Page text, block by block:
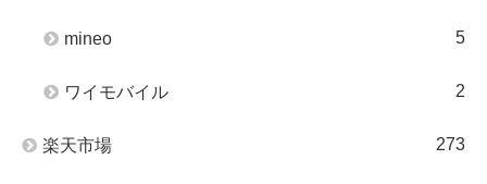
mineo 5
ワイモバイル 2
楽天市場 273